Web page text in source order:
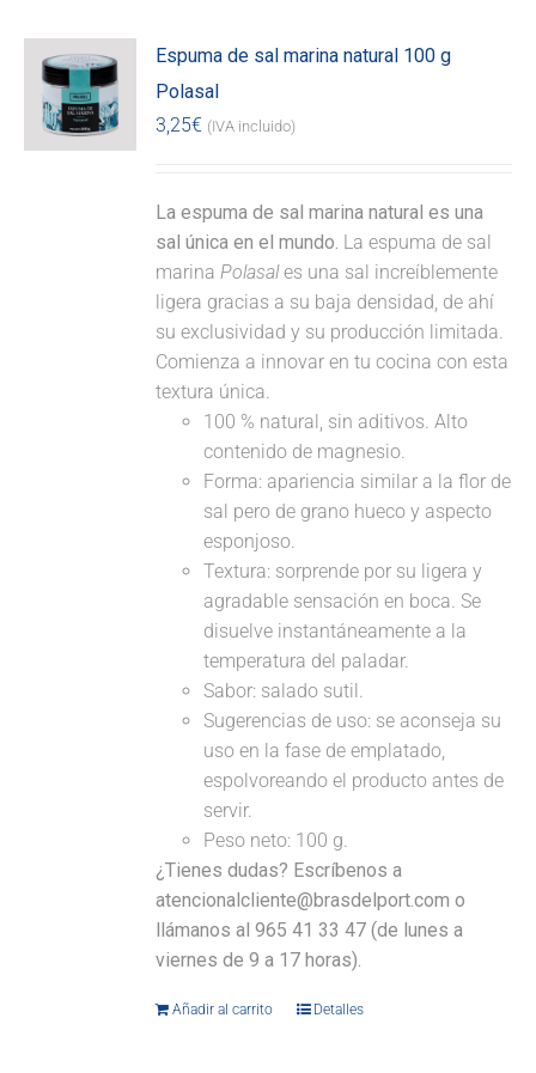
Espuma de sal marina natural 100 g
Polasal
3,25€ (IVA incluido)
La espuma de sal marina natural es una
sal única en el mundo. La espuma de sal
marinaPolasales una sal increíblemente
ligera gracias a su baja densidad, de ahí
su exclusividad y su producción limitada.
Comienza a innovar en tu cocina con esta
textura única.
100 % natural, sin aditivos. Alto
contenido de magnesio.
Forma: apariencia similar a la flor de
sal pero de grano hueco y aspecto
esponjoso.
Textura: sorprende por su ligera y
agradable sensación en boca. Se
disuelve instantáneamente a la
temperatura del paladar.
Sabor: salado sutil.
Sugerencias de uso: se aconseja su
uso en la fase de emplatado,
espolvoreando el producto antes de
servir.
Peso neto: 100 g.
¿Tienes dudas? Escríbenos a
atencionalcliente@brasdelport.com o
llámanos al 965 41 33 47 (de lunes a
viernes de 9 a 17 horas).
Añadir al carrito Detalles